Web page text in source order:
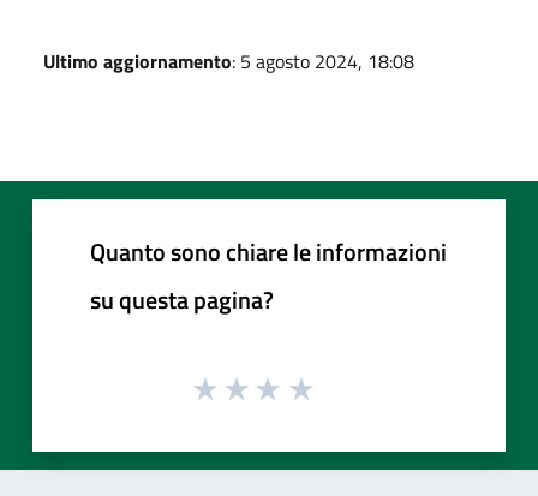
Ultimo aggiornamento: 5 agosto 2024, 18:08
Quanto sono chiare le informazioni
su questa pagina?